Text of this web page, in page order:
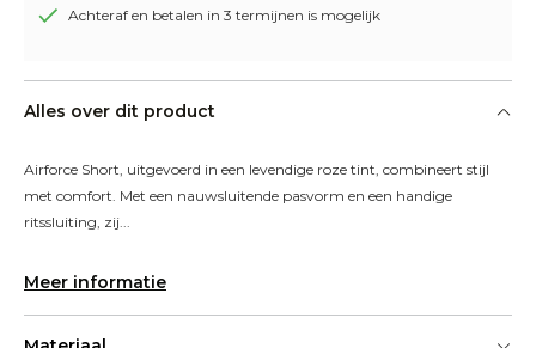
Achteraf en betalen in 3 termijnen is mogelijk
Alles over dit product
Airforce Short, uitgevoerd in een levendige roze tint, combineert stijl
met comfort. Met een nauwsluitende pasvorm en een handige
ritssluiting, zij...
Meer informatie